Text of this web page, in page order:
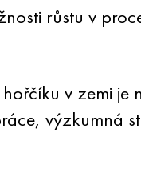
růstu v
v zemi je
výzkumná